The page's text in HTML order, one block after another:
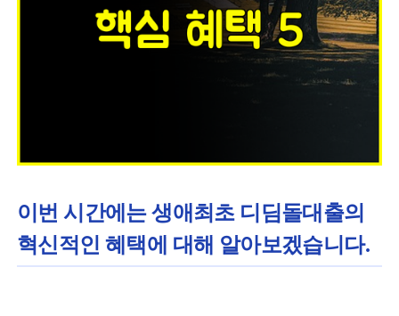
이번 시간에는 생애최초 디딤돌대출의
혁신적인 혜택에 대해 알아보겠습니다.